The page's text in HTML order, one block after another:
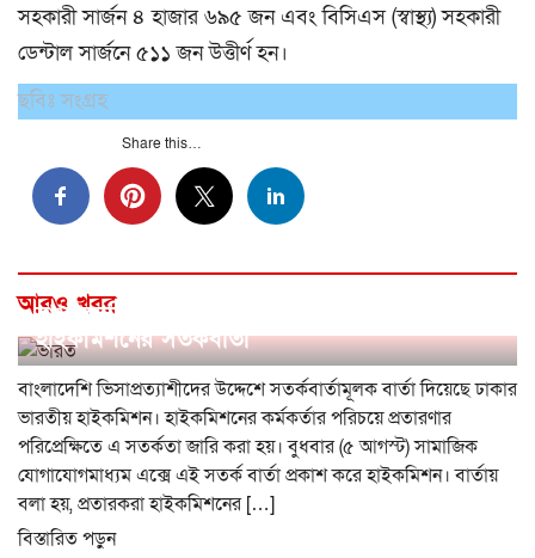
সহকারী সার্জন ৪ হাজার ৬৯৫ জন এবং বিসিএস (স্বাস্থ্য) সহকারী
ডেন্টাল সার্জনে ৫১১ জন উত্তীর্ণ হন।
ছবিঃ সংগ্রহ
Share this…
আরও খবর
বাংলাদেশি ভিসাপ্রত্যাশীদের উদ্দেশে ভারতীয়
হাইকমিশনের সতর্কবার্তা
বাংলাদেশি ভিসাপ্রত্যাশীদের উদ্দেশে সতর্কবার্তামূলক বার্তা দিয়েছে ঢাকার
ভারতীয় হাইকমিশন। হাইকমিশনের কর্মকর্তার পরিচয়ে প্রতারণার
পরিপ্রেক্ষিতে এ সতর্কতা জারি করা হয়। বুধবার (৫ আগস্ট) সামাজিক
যোগাযোগমাধ্যম এক্সে এই সতর্ক বার্তা প্রকাশ করে হাইকমিশন। বার্তায়
বলা হয়, প্রতারকরা হাইকমিশনের […]
বিস্তারিত পড়ুন